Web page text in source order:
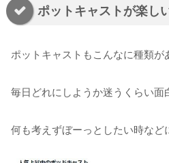
ポットキャストが楽し
ポットキャストもこんなに種類が
毎日どれにしようか迷うくらい面
何も考えずぼーっとしたい時など